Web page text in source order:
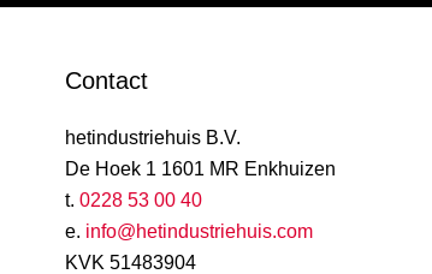
Contact
hetindustriehuis B.V.
De Hoek 1 1601 MR Enkhuizen
t. 0228 53 00 40
e. info@hetindustriehuis.com
KVK 51483904